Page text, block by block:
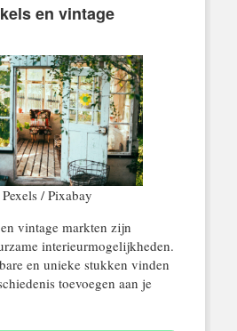
en vintage
/ Pixabay
vintage markten zijn
interieurmogelijkheden.
en unieke stukken vinden
toevoegen aan je